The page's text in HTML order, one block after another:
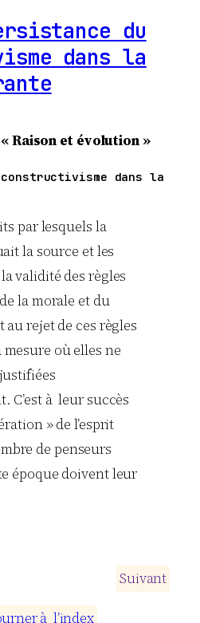
du
dans la
Raison et évolution »
dans la
par lesquels la
la source et les
validité des règles
la morale et du
rejet de ces règles
où elles ne
C’est à leur succès
» de l’esprit
de penseurs
époque doivent leur
Suivant
urnerà l’index